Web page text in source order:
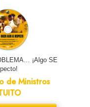
¡Algo SE
de Ministros